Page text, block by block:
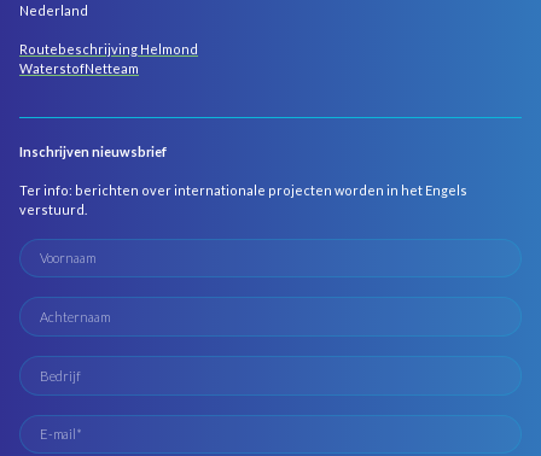
Nederland
Routebeschrijving Helmond
WaterstofNetteam
Inschrijven nieuwsbrief
Ter info: berichten over internationale projecten worden in het Engels
verstuurd.